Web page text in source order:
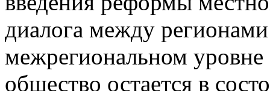
диалога между
межрегиональном уровне
общество остается в